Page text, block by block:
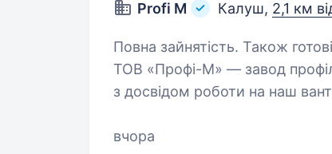
Profi M
Калуш, 2,1 км
Повна зайнятість. Також
ТОВ «Профі-М» — завод
з досвідом роботи на наш
України…
вчора